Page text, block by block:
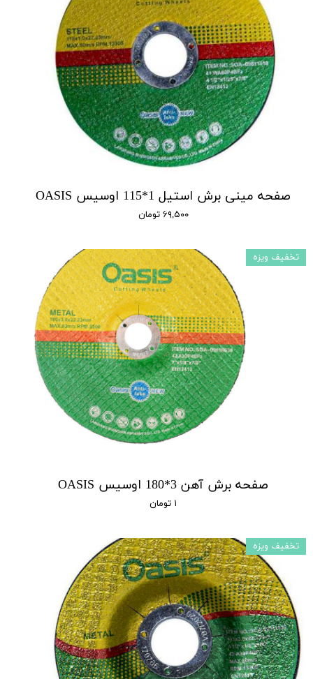
صفحه مینی برش استیل 1*115 اوسیس OASIS
۶۹,۵۰۰ تومان
صفحه برش آهن 3*180 اوسیس OASIS
۱ تومان
تخفیف ویزه
تخفیف ویزه